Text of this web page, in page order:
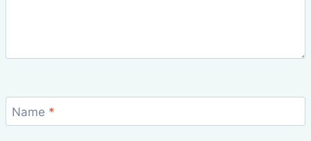
Name *